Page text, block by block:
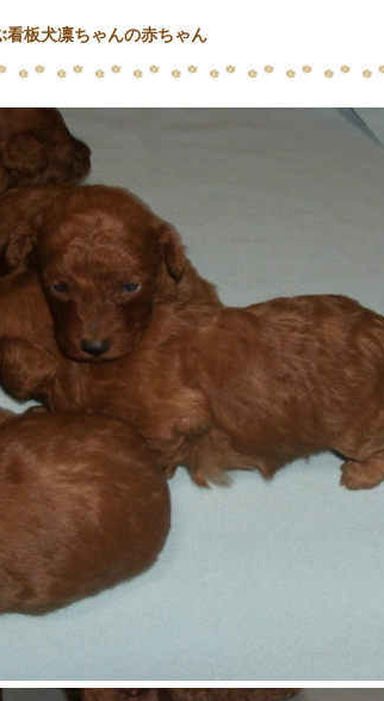
板犬凛ちゃんの赤ちゃん